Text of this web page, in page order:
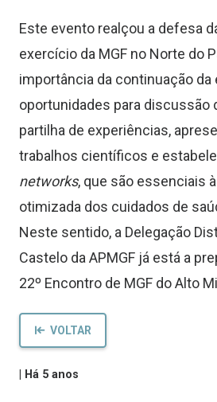
Este evento realçou a defesa
exercício da MGF no Norte do
importância da continuação
oportunidades para discussão
partilha de experiências,
trabalhos científicos e
networks, que são essenciais
otimizada dos cuidados de
Neste sentido, a Delegação
Castelo da APMGF já está a
22º Encontro de MGF do Alto
VOLTAR
Há 5 anos